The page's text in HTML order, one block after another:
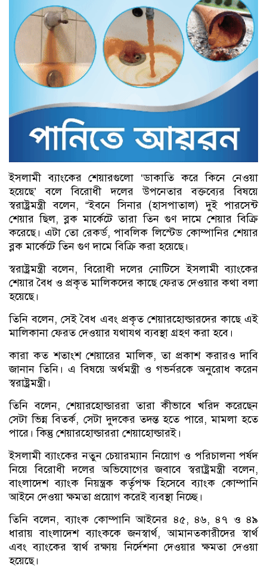
ইসলামী ব্যাংকের শেয়ারগুলো ‘ডাকাতি করে কিনে নেওয়া
হয়েছে’ বলে বিরোধী দলের উপনেতার বক্তব্যের বিষয়ে
স্বরাষ্ট্রমন্ত্রী বলেন, “ইবনে সিনার (হাসপাতাল) দুই পারসেন্ট
শেয়ার ছিল, ব্লক মার্কেটে তারা তিন গুণ দামে শেয়ার বিক্রি
করেছে। এটা তো রেকর্ড, পাবলিক লিস্টেড কোম্পানির শেয়ার
ব্লক মার্কেটে তিন গুণ দামে বিক্রি করা হয়েছে।
স্বরাষ্ট্রমন্ত্রী বলেন, বিরোধী দলের নোটিসে ইসলামী ব্যাংকের
শেয়ার বৈধ ও প্রকৃত মালিকদের কাছে ফেরত দেওয়ার কথা বলা
হয়েছে।
তিনি বলেন, সেই বৈধ এবং প্রকৃত শেয়ারহোল্ডারদের কাছে এই
মালিকানা ফেরত দেওয়ার যথাযথ ব্যবস্থা গ্রহণ করা হবে।
কারা কত শতাংশ শেয়ারের মালিক, তা প্রকাশ করারও দাবি
জানান তিনি। এ বিষয়ে অর্থমন্ত্রী ও গভর্নরকে অনুরোধ করেন
স্বরাষ্ট্রমন্ত্রী।
তিনি বলেন, শেয়ারহোল্ডাররা তারা কীভাবে খরিদ করেছেন
সেটা ভিন্ন বিতর্ক, সেটা দুদকের তদন্ত হতে পারে, মামলা হতে
পারে। কিন্তু শেয়ারহোল্ডাররা শেয়াহোল্ডারই।
ইসলামী ব্যাংকের নতুন চেয়ারম্যান নিয়োগ ও পরিচালনা পর্ষদ
নিয়ে বিরোধী দলের অভিযোগের জবাবে স্বরাষ্ট্রমন্ত্রী বলেন,
বাংলাদেশ ব্যাংক নিয়ন্ত্রক কর্তৃপক্ষ হিসেবে ব্যাংক কোম্পানি
আইনে দেওয়া ক্ষমতা প্রয়োগ করেই ব্যবস্থা নিচ্ছে।
তিনি বলেন, ব্যাংক কোম্পানি আইনের ৪৫, ৪৬, ৪৭ ও ৪৯
ধারায় বাংলাদেশ ব্যাংককে জনস্বার্থ, আমানতকারীদের স্বার্থ
এবং ব্যাংকের স্বার্থ রক্ষায় নির্দেশনা দেওয়ার ক্ষমতা দেওয়া
হয়েছে।